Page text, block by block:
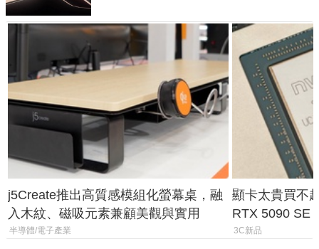
j5Create推出高質感模組化螢幕桌，融
入木紋、磁吸元素兼顧美觀與實用
半導體/電子產業
顯卡太貴買不
RTX 5090 SE
體
3C新品